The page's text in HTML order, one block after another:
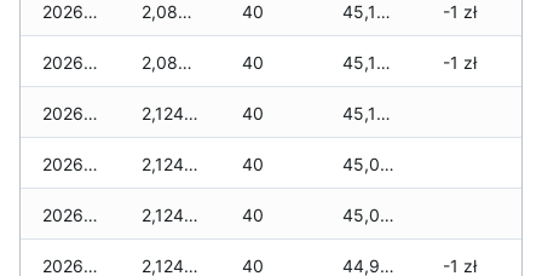
2026-02-16 2,089 zł 40 45,196 zł -1 zł
2026-02-15 2,089 zł 40 45,161 zł -1 zł
2026-02-14 2,124 zł 40 45,126 zł
2026-02-13 2,124 zł 40 45,091 zł
2026-02-12 2,124 zł 40 45,056 zł
2026-02-11 2,124 zł 40 44,939 zł -1 zł